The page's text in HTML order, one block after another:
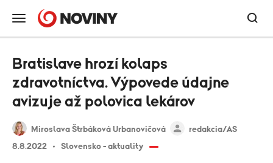
Miroslava Štrbáková Urbanovičová
redakcia/AS
8.8.2022
Slovensko - aktuality
Bratislave hrozí kolaps
zdravotníctva. Výpovede údajne
avizuje až polovica lekárov